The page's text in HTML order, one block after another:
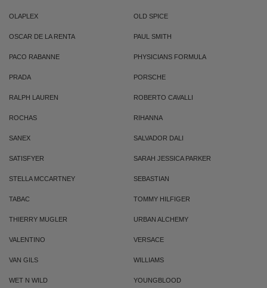
OLAPLEX OLD SPICE
OSCAR DE LA RENTA PAUL SMITH
PACO RABANNE PHYSICIANS FORMULA
PRADA PORSCHE
RALPH LAUREN ROBERTO CAVALLI
ROCHAS RIHANNA
SANEX SALVADOR DALI
SATISFYER SARAH JESSICA PARKER
STELLA MCCARTNEY SEBASTIAN
TABAC TOMMY HILFIGER
THIERRY MUGLER URBAN ALCHEMY
VALENTINO VERSACE
VAN GILS WILLIAMS
WET N WILD YOUNGBLOOD